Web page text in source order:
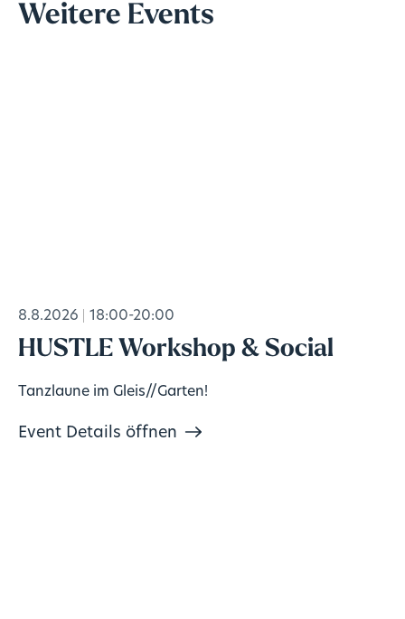
Weitere Events
8.8.2026 18:00-20:00
HUSTLE Workshop & Social
Tanzlaune im Gleis//Garten!
Event Details öffnen